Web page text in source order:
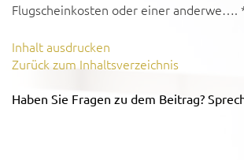
Flugscheinkosten oder einer
Inhalt ausdrucken
Zurück zum Inhaltsverzeichnis
Haben Sie Fragen zu dem Beitrag?